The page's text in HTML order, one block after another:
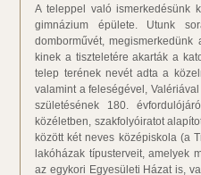
A teleppel való ismerkedésünk
gimnázium épülete. Utunk
domborművét, megismerkedünk
kinek a tiszteletére akarták a
telep terének nevét adta a
valamint a feleségével,
születésének 180.
közéletben, szakfolyóiratot
között két neves középiskola (a
lakóházak típusterveit, amelyek
az egykori Egyesületi Házat is,